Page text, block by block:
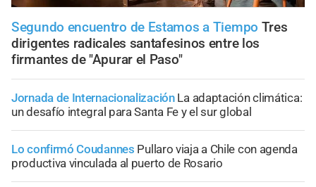
Segundo encuentro de Estamos a Tiempo Tres
dirigentes radicales santafesinos entre los
firmantes de "Apurar el Paso"
Jornada de Internacionalización La adaptación climática:
un desafío integral para Santa Fe y el sur global
Lo confirmó Coudannes Pullaro viaja a Chile con agenda
productiva vinculada al puerto de Rosario